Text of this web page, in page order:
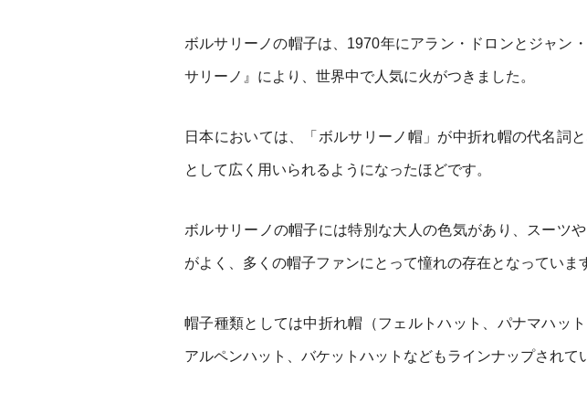
ボルサリーノの帽子は、1970年にアラン・ドロンとジャン
サリーノ』により、世界中で人気に火がつきました。
日本においては、「ボルサリーノ帽」が中折れ帽の代名詞
として広く用いられるようになったほどです。
ボルサリーノの帽子には特別な大人の色気があり、スーツ
がよく、多くの帽子ファンにとって憧れの存在となっていま
帽子種類としては中折れ帽（フェルトハット、パナマハッ
アルペンハット、バケットハットなどもラインナップされて